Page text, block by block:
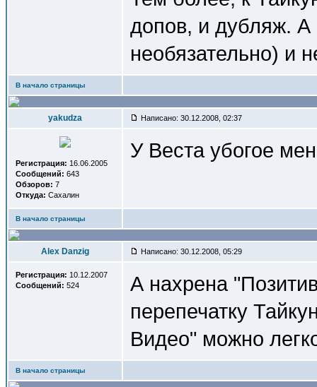
допов, и дубляж. А
необязательно) и
В начало страницы
yakudza Написано: 30.12.2008, 02:37
Регистрация: 16.06.2005
Сообщений: 643
Обзоров: 7
Откуда: Сахалин
У Веста убогое
В начало страницы
Alex Danzig Написано: 30.12.2008, 05:29
Регистрация: 10.12.2007
Сообщений: 524
А нахрена
перепечатку
Видео" можно
В начало страницы